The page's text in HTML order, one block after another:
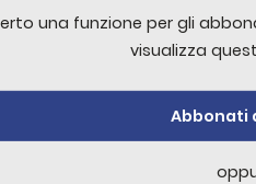
03 - Guerra
una funzione per gli
visualizza
Abbonati
una funzione per gli
visualizza
Abbonati